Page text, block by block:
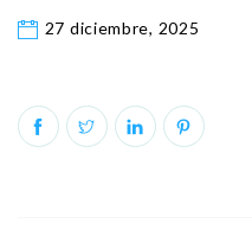
27 diciembre, 2025